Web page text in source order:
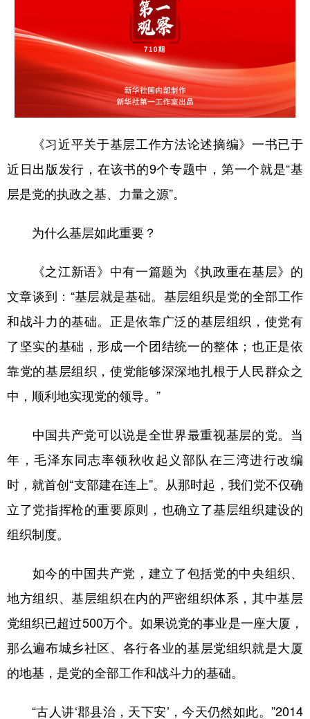
地方频道
天津
吉林 上海 江苏
安徽 福建 江西
山东 河南 湖北 湖南
广东 广西 海南 重庆
四川 贵州
陕西 甘肃
English Español Français عربى
Русский язык 日本語 한국어
Deutsch Português
《习近平关于基层工作方法论述摘编》一书已于
近日出版发行，在该书的9个专题中，第一个就是“基
层是党的执政之基、力量之源”。
为什么基层如此重要？
《之江新语》中有一篇题为《执政重在基层》的
文章谈到：“基层就是基础。基层组织是党的全部工作
和战斗力的基础。正是依靠广泛的基层组织，使党有
了坚实的基础，形成一个团结统一的整体；也正是依
靠党的基层组织，使党能够深深地扎根于人民群众之
中，顺利地实现党的领导。”
中国共产党可以说是全世界最重视基层的党。当
年，毛泽东同志率领秋收起义部队在三湾进行改编
时，就首创“支部建在连上”。从那时起，我们党不仅确
立了党指挥枪的重要原则，也确立了基层组织建设的
组织制度。
如今的中国共产党，建立了包括党的中央组织、
地方组织、基层组织在内的严密组织体系，其中基层
党组织已超过500万个。如果说党的事业是一座大厦，
那么遍布城乡社区、各行各业的基层党组织就是大厦
的地基，是党的全部工作和战斗力的基础。
“古人讲‘郡县治，天下安’，今天仍然如此。”2014